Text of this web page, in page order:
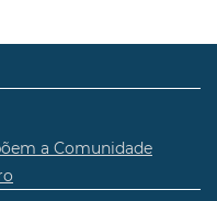
a Comunidade